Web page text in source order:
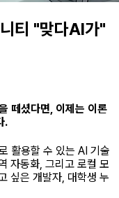
티 "맞다AI가"
떼셨다면, 이제는 이론
.
활용할 수 있는 AI 기술
자동화, 그리고 로컬 모
싶은 개발자, 대학생 누